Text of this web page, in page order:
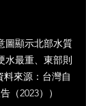
圖顯示北部水質
水最重、東部則
來源：台灣自
（2023））